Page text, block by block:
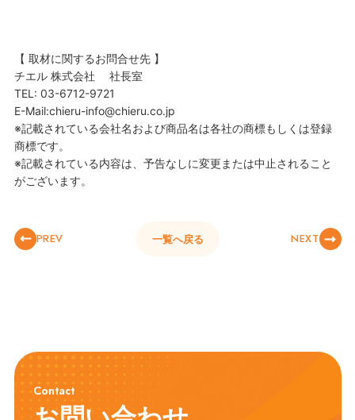
【 取材に関するお問合せ先 】
チエル 株式会社 社長室
TEL: 03-6712-9721
E-Mail:chieru-info@chieru.co.jp
※記載されている会社名および商品名は各社の商標もしくは登録
商標です。
※記載されている内容は、予告なしに変更または中止されること
がございます。
PREV 一覧へ戻る NEXT
Contact